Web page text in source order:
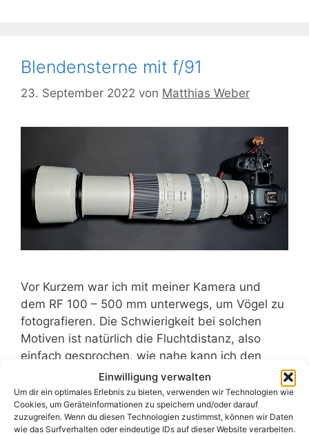
Einwilligung verwalten
Um dir ein optimales Erlebnis zu bieten, verwenden wir Technologien wie
Cookies, um Geräteinformationen zu speichern und/oder darauf
zuzugreifen. Wenn du diesen Technologien zustimmst, können wir Daten
wie das Surfverhalten oder eindeutige IDs auf dieser Website verarbeiten.
Blendensterne mit f/91
23. September 2022 von Matthias Weber
Vor Kurzem war ich mit meiner Kamera und
dem RF 100 – 500 mm unterwegs, um Vögel zu
fotografieren. Die Schwierigkeit bei solchen
Motiven ist natürlich die Fluchtdistanz, also
einfach gesprochen, wie nahe kann ich den
Tieren kommen, ohne dass ich sie störe und sie
davonfliegen? Ein Objektiv mit 500 mm
Brennweite ist schon ganz ordentlich, …
Weiterlesen